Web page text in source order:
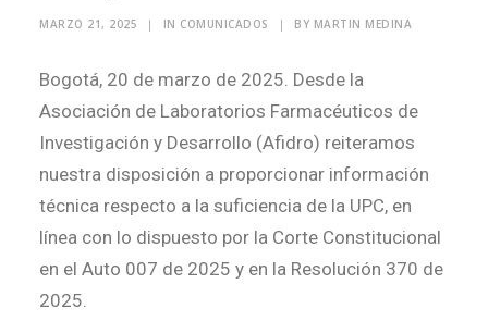
MARZO 21, 2025 | IN COMUNICADOS | BY MARTIN MEDINA
Bogotá, 20 de marzo de 2025. Desde la
Asociación de Laboratorios Farmacéuticos de
Investigación y Desarrollo (Afidro) reiteramos
nuestra disposición a proporcionar información
técnica respecto a la suficiencia de la UPC, en
línea con lo dispuesto por la Corte Constitucional
en el Auto 007 de 2025 y en la Resolución 370 de
2025.